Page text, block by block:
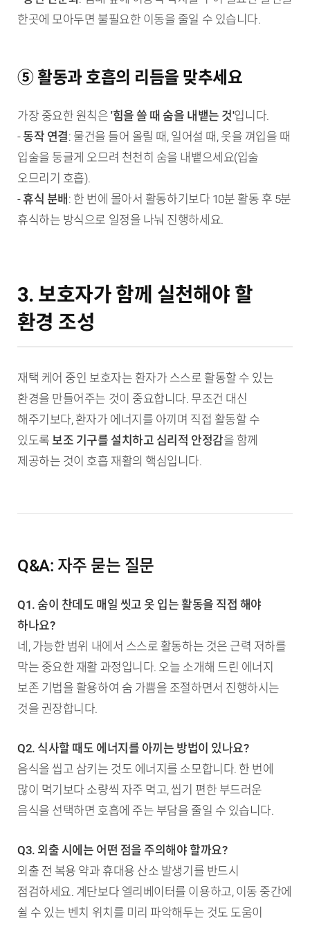
한곳에 모아두면 불필요한 이동을 줄일 수 있습니다.
⑤ 활동과 호흡의 리듬을 맞추세요
가장 중요한 원칙은'힘을 쓸 때 숨을 내뱉는 것'입니다.
- 동작 연결: 물건을 들어 올릴 때, 일어설 때, 옷을 껴입을 때
입술을 둥글게 오므려 천천히 숨을 내뱉으세요(입술
오므리기 호흡).
-휴식 분배 : 한 번에 몰아서 활동하기보다 10분 활동 후 5분
휴식하는 방식으로 일정을 나눠 진행하세요.
3. 보호자가 함께 실천해야 할
환경 조성
재택 케어 중인 보호자는 환자가 스스로 활동할 수 있는
환경을 만들어주는 것이 중요합니다. 무조건 대신
해주기보다, 환자가 에너지를 아끼며 직접 활동할 수
있도록 보조 기구를 설치하고 심리적 안정감을 함께
제공하는 것이 호흡 재활의 핵심입니다.
Q&A: 자주 묻는 질문
Q1. 숨이 찬데도 매일 씻고 옷 입는 활동을 직접 해야
하나요?
네, 가능한 범위 내에서 스스로 활동하는 것은 근력 저하를
막는 중요한 재활 과정입니다. 오늘 소개해 드린 에너지
보존 기법을 활용하여 숨 가쁨을 조절하면서 진행하시는
것을 권장합니다.
Q2. 식사할 때도 에너지를 아끼는 방법이 있나요?
음식을 씹고 삼키는 것도 에너지를 소모합니다. 한 번에
많이 먹기보다 소량씩 자주 먹고, 씹기 편한 부드러운
음식을 선택하면 호흡에 주는 부담을 줄일 수 있습니다.
Q3. 외출 시에는 어떤 점을 주의해야 할까요?
외출 전 복용 약과 휴대용 산소 발생기를 반드시
점검하세요. 계단보다 엘리베이터를 이용하고, 이동 중간에
쉴 수 있는 벤치 위치를 미리 파악해두는 것도 도움이